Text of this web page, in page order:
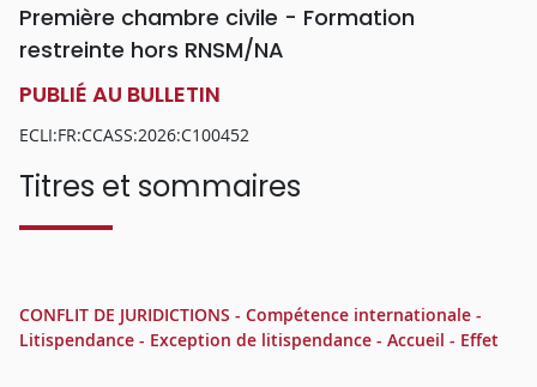
Première chambre civile - Formation
restreinte hors RNSM/NA
PUBLIÉ AU BULLETIN
ECLI:FR:CCASS:2026:C100452
Titres et sommaires
CONFLIT DE JURIDICTIONS - Compétence internationale -
Litispendance - Exception de litispendance - Accueil - Effet